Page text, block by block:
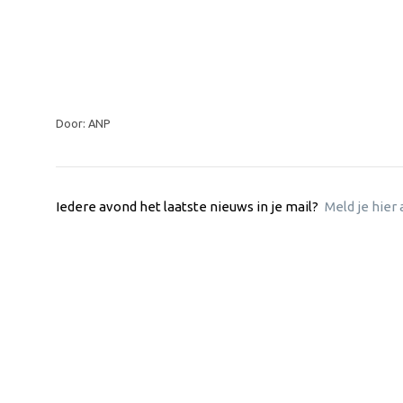
Door: ANP
Iedere avond het laatste nieuws in je mail? Meld je hier